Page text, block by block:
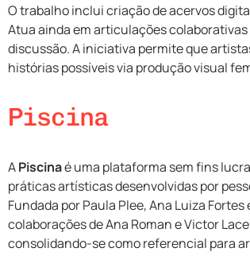
O trabalho inclui criação de acervos
Atua ainda em articulações
discussão. A iniciativa permite que
histórias possíveis via produção visual
Piscina
APiscinaé uma plataforma sem fins
práticas artísticas desenvolvidas por
Fundada por Paula Plee, Ana Luiza
colaborações de Ana Roman e Victor
consolidando-se como referencial para